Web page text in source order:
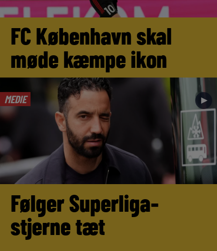
FC København skal
møde kæmpe ikon
MEDIE ►
Følger Superliga-
stjerne tæt